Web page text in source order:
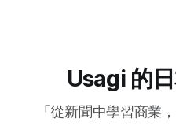
過於高昂，未來將停止使用
通IC卡，並預計最快2024年
內公共交通支付系統帶來新的影響。 熊本全國交
Usagi 的
「從新聞中學習商業